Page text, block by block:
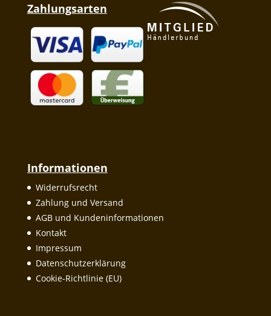
Zahlungsarten
Informationen
Widerrufsrecht
Zahlung und Versand
AGB und Kundeninformationen
Kontakt
Impressum
Datenschutzerklärung
Cookie-Richtlinie (EU)